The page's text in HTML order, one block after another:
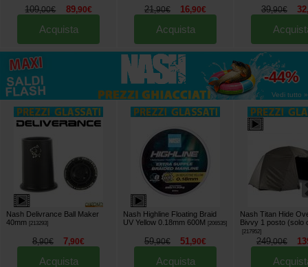
109,00€ 89,90€
Acquista
21,90€ 16,90€
Acquista
39,90€ 32
fino al
-44%
Vedi tutto »
Nash Delivrance Ball Maker
40mm [213293]
8,90€ 7,90€
Acquista
Nash Highline Floating Braid
UV Yellow 0.18mm 600M
[206535]
59,90€ 51,90€
Acquista
Nash Titan Hide
Bivvy 1 posto (solo
[217952]
249,00€